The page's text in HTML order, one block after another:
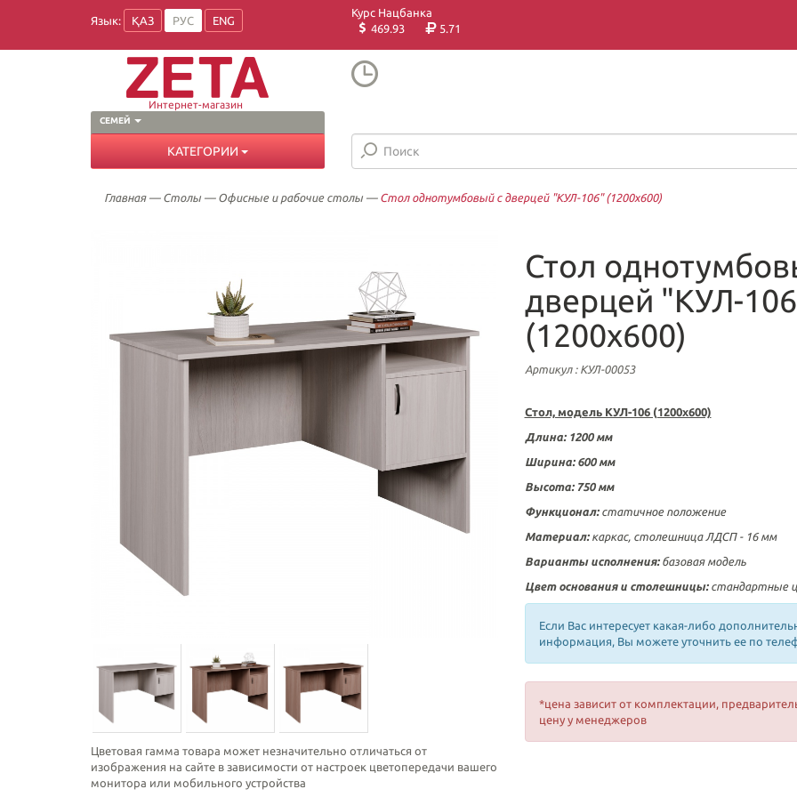
Язык: ҚАЗ РУС ENG
Курс Нацбанка
469.93
5.71
СЕМЕЙ
Интернет-магазин
КАТЕГОРИИ
Главная— Столы — Офисные и рабочие столы — Стол однотумбовый с дверцей "КУЛ-106" (1200х600)
Цветовая гамма товара может незначительно отличаться от
изображения на сайте в зависимости от настроек цветопередачи вашего
монитора или мобильного устройства
Стол
дверцей "КУЛ-
(1200х600)
Артикул: КУЛ-00053
Стол, модель КУЛ-106 (1200х600)
Длина: 1200 мм
Ширина: 600 мм
Высота: 750 мм
Функционал: статичное положение
Материал: каркас, столешница ЛДСП - 16 мм
Варианты исполнения:базовая модель
Цвет основания и столешницы:стандартные
Если Вас интересует какая-либо
информация, Вы можете уточнить ее по
*цена зависит от комплектации,
цену у менеджеров